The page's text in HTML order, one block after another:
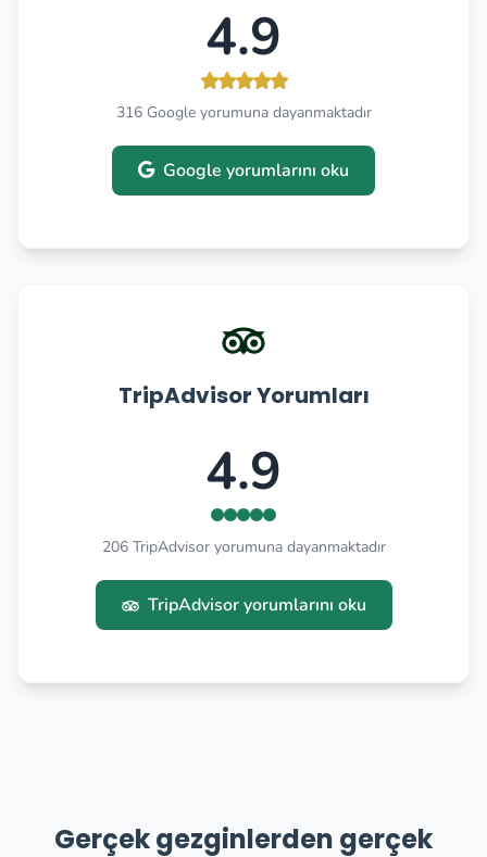
4.9
316 Google yorumuna dayanmaktadır
Google yorumlarını oku
TripAdvisor Yorumları
4.9
206 TripAdvisor yorumuna dayanmaktadır
TripAdvisor yorumlarını oku
Gerçek gezginlerden gerçek